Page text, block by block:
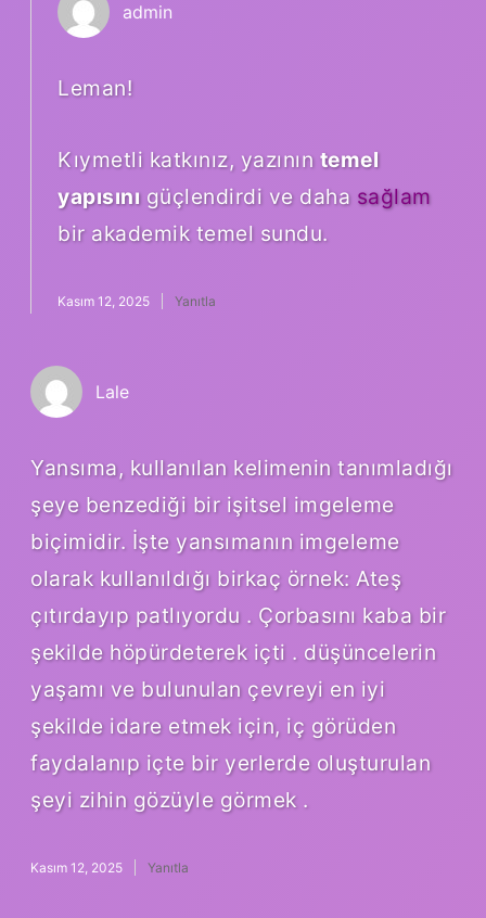
admin
Leman!
Kıymetli katkınız, yazının temel
yapısınıgüçlendirdi ve daha sağlam
bir akademik temel sundu.
Kasım 12, 2025 Yanıtla
Lale
Yansıma, kullanılan kelimenin tanımladığı
şeye benzediği bir işitsel imgeleme
biçimidir. İşte yansımanın imgeleme
olarak kullanıldığı birkaç örnek: Ateş
çıtırdayıp patlıyordu . Çorbasını kaba bir
şekilde höpürdeterek içti . düşüncelerin
yaşamı ve bulunulan çevreyi en iyi
şekilde idare etmek için, iç görüden
faydalanıp içte bir yerlerde oluşturulan
şeyi zihin gözüyle görmek .
Kasım 12, 2025 Yanıtla